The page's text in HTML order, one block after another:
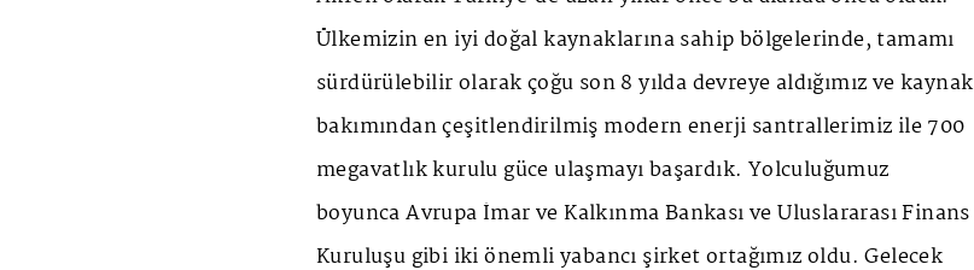
Ülkemizin en iyi doğal kaynaklarına sahip bölgelerinde, tamamı
sürdürülebilir olarak çoğu son 8 yılda devreye aldığımız ve kaynak
bakımından çeşitlendirilmiş modern enerji santrallerimiz ile 700
megavatlık kurulu güce ulaşmayı başardık. Yolculuğumuz
boyunca Avrupa İmar ve Kalkınma Bankası ve Uluslararası Finans
Kuruluşu gibi iki önemli yabancı şirket ortağımız oldu. Gelecek